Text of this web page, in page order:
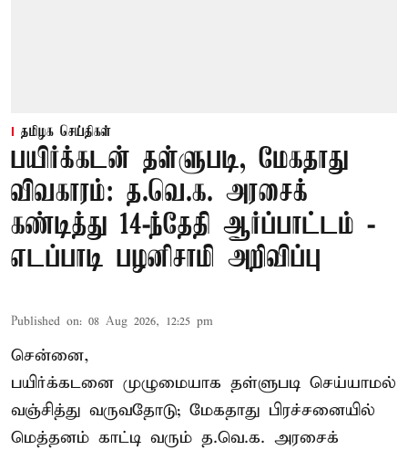
தமிழக செய்திகள்
பயிர்க்கடன் தள்ளுபடி, மேகதாது
விவகாரம்: த.வெ.க. அரசைக்
கண்டித்து 14-ந்தேதி ஆர்ப்பாட்டம் -
எடப்பாடி பழனிசாமி அறிவிப்பு
Published on: 08 Aug 2026, 12:25 pm
சென்னை,
பயிர்க்கடனை முழுமையாக தள்ளுபடி செய்யாமல்
வஞ்சித்து வருவதோடு; மேகதாது பிரச்சனையில்
மெத்தனம் காட்டி வரும் த.வெ.க. அரசைக்